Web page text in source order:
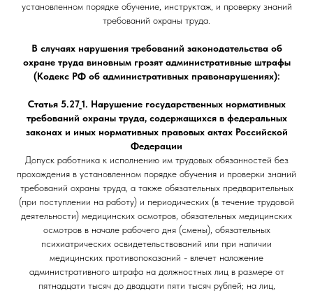
установленном порядке обучение, инструктаж, и проверку знаний
требований охраны труда.
В случаях нарушения требований законодательства об
охране труда виновным грозят административные штрафы
(Кодекс РФ об административных правонарушениях):
Статья 5.27_1. Нарушение государственных нормативных
требований охраны труда, содержащихся в федеральных
законах и иных нормативных правовых актах Российской
Федерации
Допуск работника к исполнению им трудовых обязанностей без
прохождения в установленном порядке обучения и проверки знаний
требований охраны труда, а также обязательных предварительных
(при поступлении на работу) и периодических (в течение трудовой
деятельности) медицинских осмотров, обязательных медицинских
осмотров в начале рабочего дня (смены), обязательных
психиатрических освидетельствований или при наличии
медицинских противопоказаний - влечет наложение
административного штрафа на должностных лиц в размере от
пятнадцати тысяч до двадцати пяти тысяч рублей; на лиц,